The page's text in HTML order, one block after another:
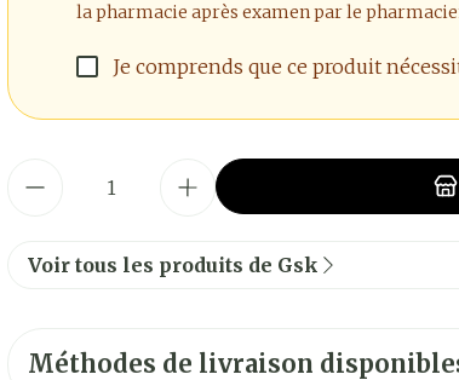
la pharmacie après examen par le
Je comprends que ce produit
Voir tous les produits de Gsk
Méthodes de livraison